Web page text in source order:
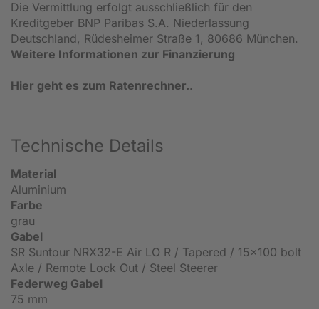
Die Vermittlung erfolgt ausschließlich für den
Kreditgeber BNP Paribas S.A. Niederlassung
Deutschland, Rüdesheimer Straße 1, 80686 München.
Weitere Informationen zur Finanzierung
Hier geht es zum Ratenrechner..
Technische Details
Material
Aluminium
Farbe
grau
Gabel
SR Suntour NRX32-E Air LO R / Tapered / 15x100 bolt
Axle / Remote Lock Out / Steel Steerer
Federweg Gabel
75 mm